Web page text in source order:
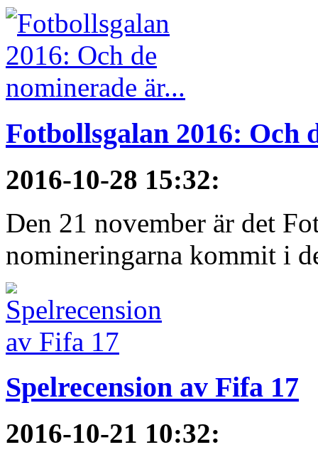
Fotbollsgalan 2016: Och
2016-10-28 15:32:
Den 21 november är det
nomineringarna kommit i
Spelrecension av Fifa 17
2016-10-21 10:32: